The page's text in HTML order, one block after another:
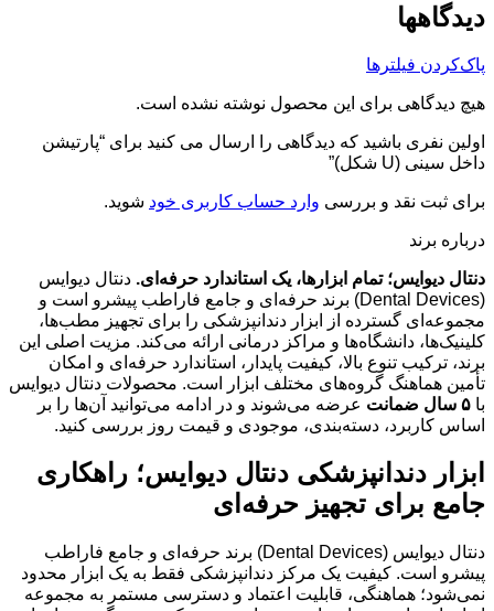
دیدگاهها
پاک‌کردن فیلترها
هیچ دیدگاهی برای این محصول نوشته نشده است.
اولین نفری باشید که دیدگاهی را ارسال می کنید برای “پارتیشن
داخل سینی (U شکل)”
برای ثبت نقد و بررسی وارد حساب کاربری خود شوید.
درباره برند
دنتال دیوایس؛ تمام ابزارها، یک استاندارد حرفه‌ای. دنتال دیوایس
(Dental Devices) برند حرفه‌ای و جامع فاراطب پیشرو است و
مجموعه‌ای گسترده از ابزار دندانپزشکی را برای تجهیز مطب‌ها،
کلینیک‌ها، دانشگاه‌ها و مراکز درمانی ارائه می‌کند. مزیت اصلی این
برند، ترکیب تنوع بالا، کیفیت پایدار، استاندارد حرفه‌ای و امکان
تأمین هماهنگ گروه‌های مختلف ابزار است. محصولات دنتال دیوایس
با ۵ سال ضمانت
عرضه می‌شوند و در ادامه می‌توانید آن‌ها را بر
اساس کاربرد، دسته‌بندی، موجودی و قیمت روز بررسی کنید.
ابزار دندانپزشکی دنتال دیوایس؛ راهکاری
جامع برای تجهیز حرفه‌ای
دنتال دیوایس (Dental Devices) برند حرفه‌ای و جامع فاراطب
پیشرو است. کیفیت یک مرکز دندانپزشکی فقط به یک ابزار محدود
نمی‌شود؛ هماهنگی، قابلیت اعتماد و دسترسی مستمر به مجموعه